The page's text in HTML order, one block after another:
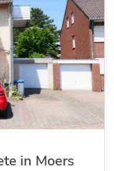
in Moers